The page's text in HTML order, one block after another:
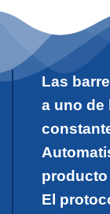
Las
a uno de
El